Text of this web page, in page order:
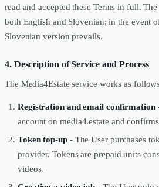
read and accepted these Terms in full.
both English and Slovenian; in the event
Slovenian version prevails.
4. Description of Service and Process
The Media4Estate service works as
Registration and email confirmation
account on media4.estate and
Token top-up- The User purchases
provider. Tokens are prepaid units
videos.